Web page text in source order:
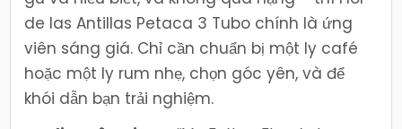
de las Antillas Petaca 3 Tubo chính là ứng
viên sáng giá. Chỉ cần chuẩn bị một ly café
hoặc một ly rum nhẹ, chọn góc yên, và để
khói dẫn bạn trải nghiệm.